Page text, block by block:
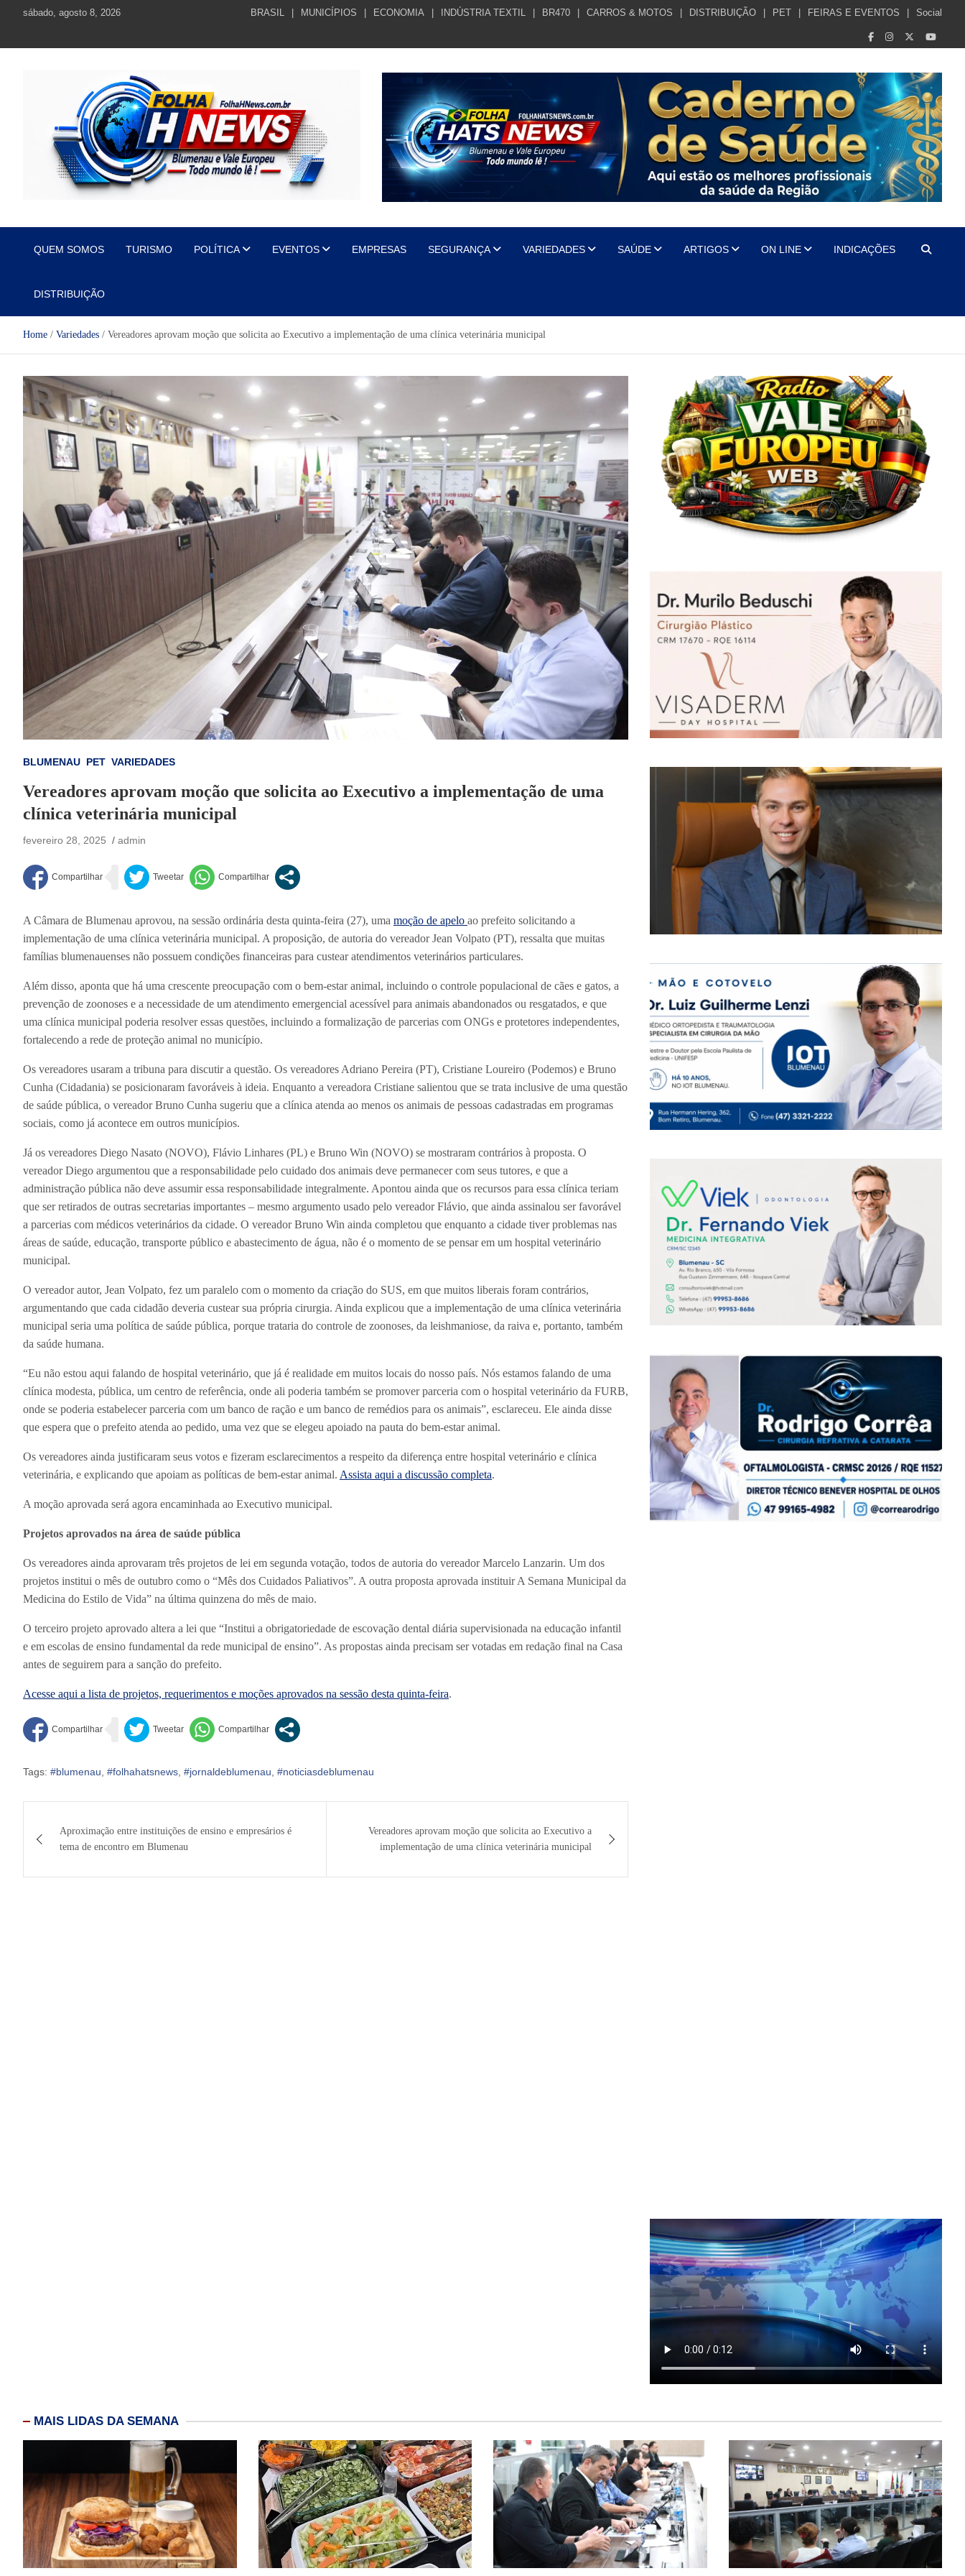
sábado, agosto 8, 2026 BRASIL MUNICÍPIOS ECONOMIA INDÚSTRIA TEXTIL BR470 CARROS & MOTOS DISTRIBUIÇÃO PET FEIRAS E EVENTOS Social
QUEM SOMOS TURISMO POLÍTICA EVENTOS EMPRESAS SEGURANÇA VARIEDADES SAÚDE ARTIGOS ON LINE INDICAÇÕES
DISTRIBUIÇÃO
Home Variedades Vereadores aprovam moção que solicita ao Executivo a implementação de uma clínica veterinária municipal
BLUMENAU PET VARIEDADES
Vereadores aprovam moção que solicita ao Executivo a implementação de uma
clínica veterinária municipal
fevereiro 28, 2025 admin
A Câmara de Blumenau aprovou, na sessão ordinária desta quinta-feira (27), uma moção de apelo ao prefeito solicitando a
implementação de uma clínica veterinária municipal. A proposição, de autoria do vereador Jean Volpato (PT), ressalta que muitas
famílias blumenauenses não possuem condições financeiras para custear atendimentos veterinários particulares.
Além disso, aponta que há uma crescente preocupação com o bem-estar animal, incluindo o controle populacional de cães e gatos, a
prevenção de zoonoses e a necessidade de um atendimento emergencial acessível para animais abandonados ou resgatados, e que
uma clínica municipal poderia resolver essas questões, incluindo a formalização de parcerias com ONGs e protetores independentes,
fortalecendo a rede de proteção animal no município.
Os vereadores usaram a tribuna para discutir a questão. Os vereadores Adriano Pereira (PT), Cristiane Loureiro (Podemos) e Bruno
Cunha (Cidadania) se posicionaram favoráveis à ideia. Enquanto a vereadora Cristiane salientou que se trata inclusive de uma questão
de saúde pública, o vereador Bruno Cunha sugeriu que a clínica atenda ao menos os animais de pessoas cadastradas em programas
sociais, como já acontece em outros municípios.
Já os vereadores Diego Nasato (NOVO), Flávio Linhares (PL) e Bruno Win (NOVO) se mostraram contrários à proposta. O
vereador Diego argumentou que a responsabilidade pelo cuidado dos animais deve permanecer com seus tutores, e que a
administração pública não deve assumir essa responsabilidade integralmente. Apontou ainda que os recursos para essa clínica teriam
que ser retirados de outras secretarias importantes – mesmo argumento usado pelo vereador Flávio, que ainda assinalou ser favorável
a parcerias com médicos veterinários da cidade. O vereador Bruno Win ainda completou que enquanto a cidade tiver problemas nas
áreas de saúde, educação, transporte público e abastecimento de água, não é o momento de se pensar em um hospital veterinário
municipal.
O vereador autor, Jean Volpato, fez um paralelo com o momento da criação do SUS, em que muitos liberais foram contrários,
argumentando que cada cidadão deveria custear sua própria cirurgia. Ainda explicou que a implementação de uma clínica veterinária
municipal seria uma política de saúde pública, porque trataria do controle de zoonoses, da leishmaniose, da raiva e, portanto, também
da saúde humana.
“Eu não estou aqui falando de hospital veterinário, que já é realidade em muitos locais do nosso país. Nós estamos falando de uma
clínica modesta, pública, um centro de referência, onde ali poderia também se promover parceria com o hospital veterinário da FURB,
onde se poderia estabelecer parceria com um banco de ração e um banco de remédios para os animais”, esclareceu. Ele ainda disse
que espera que o prefeito atenda ao pedido, uma vez que se elegeu apoiado na pauta do bem-estar animal.
Os vereadores ainda justificaram seus votos e fizeram esclarecimentos a respeito da diferença entre hospital veterinário e clínica
veterinária, e explicando que apoiam as políticas de bem-estar animal. Assista aqui a discussão completa.
A moção aprovada será agora encaminhada ao Executivo municipal.
Projetos aprovados na área de saúde pública
Os vereadores ainda aprovaram três projetos de lei em segunda votação, todos de autoria do vereador Marcelo Lanzarin. Um dos
projetos institui o mês de outubro como o “Mês dos Cuidados Paliativos”. A outra proposta aprovada instituir A Semana Municipal da
Medicina do Estilo de Vida” na última quinzena do mês de maio.
O terceiro projeto aprovado altera a lei que “Institui a obrigatoriedade de escovação dental diária supervisionada na educação infantil
e em escolas de ensino fundamental da rede municipal de ensino”. As propostas ainda precisam ser votadas em redação final na Casa
antes de seguirem para a sanção do prefeito.
Acesse aqui a lista de projetos, requerimentos e moções aprovados na sessão desta quinta-feira.
Tags: #blumenau #folhahatsnews #jornaldeblumenau #noticiasdeblumenau
de
Post
Aproximação entre instituições de ensino e empresários é
tema de encontro em Blumenau
Vereadores aprovam moção que solicita ao Executivo a
implementação de uma clínica veterinária municipal
MAIS LIDAS DA SEMANA